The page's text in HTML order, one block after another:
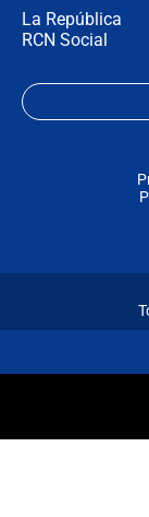
La República
RCN Social